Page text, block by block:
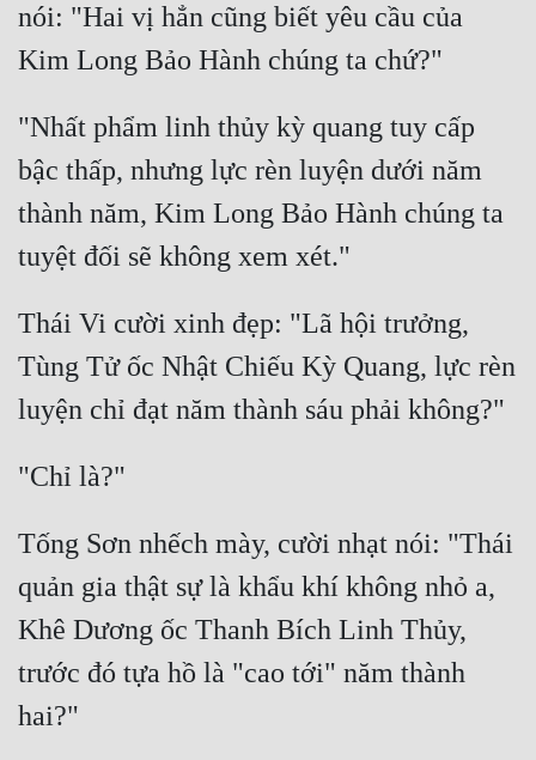
nói: "Hai vị hẳn cũng biết yêu cầu của
"Nhất phẩm linh thủy kỳ quang tuy cấp
bậc thấp, nhưng lực rèn luyện dưới năm
thành năm, Kim Long Bảo Hành chúng ta
Thái Vi cười xinh đẹp: "Lã hội trưởng,
Tùng Tử ốc Nhật Chiếu Kỳ Quang, lực rèn
Tống Sơn nhếch mày, cười nhạt nói: "Thái
quản gia thật sự là khẩu khí không nhỏ a,
Khê Dương ốc Thanh Bích Linh Thủy,
trước đó tựa hồ là "cao tới" năm thành